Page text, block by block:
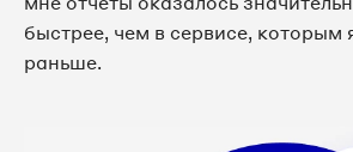
быстрее, чем в сервисе, которым
раньше.